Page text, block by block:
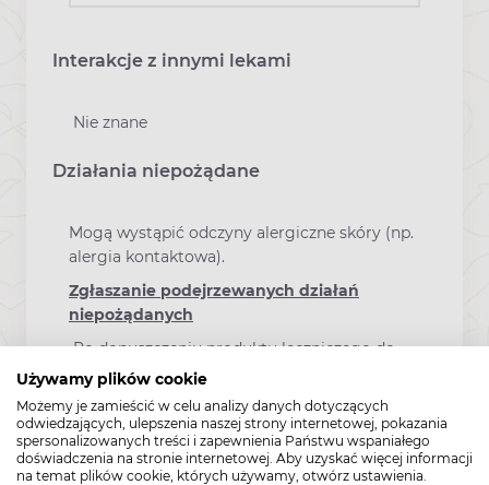
Używamy plików cookie
Możemy je zamieścić w celu analizy danych dotyczących
odwiedzających, ulepszenia naszej strony internetowej, pokazania
spersonalizowanych treści i zapewnienia Państwu wspaniałego
doświadczenia na stronie internetowej. Aby uzyskać więcej informacji
na temat plików cookie, których używamy, otwórz ustawienia.
Interakcje z innymi lekami
Nie znane
Działania niepożądane
Mogą wystąpić odczyny alergiczne skóry (np.
alergia kontaktowa).
Zgłaszanie podejrzewanych działań
niepożądanych
Po dopuszczeniu produktu leczniczego do
obrotu istotne jest
zgłaszanie podejrzewanych działań
niepożądanych. Umożliwia to nieprzerwane
monitorowanie stosunku korzyści do ryzyka
stosowania produktu leczniczego. Osoby